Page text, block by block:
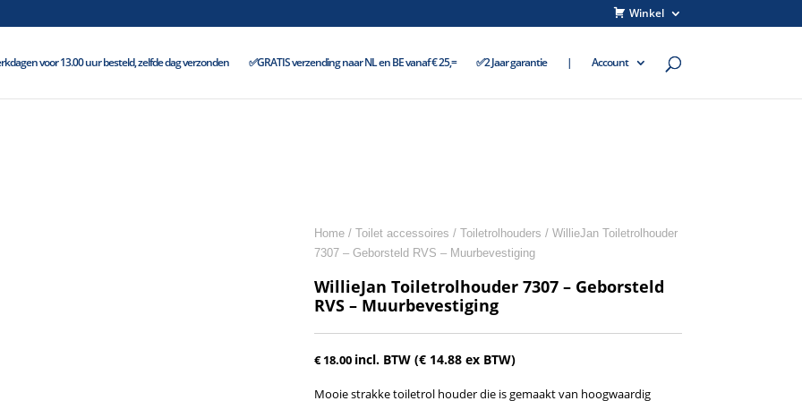
Winkel
voor 13.00 uur besteld, zelfde dag verzonden ✅GRATIS verzending naar NL en BE vanaf € 25,= ✅2 Jaar garantie | Account
Home/ Toilet accessoires / Toiletrolhouders / WillieJan Toiletrolhouder
7307 – Geborsteld RVS – Muurbevestiging
WillieJan Toiletrolhouder 7307 – Geborsteld
RVS – Muurbevestiging
€18.00 incl. BTW (€14.88ex BTW)
Mooie strakke toiletrol houder die is gemaakt van hoogwaardig